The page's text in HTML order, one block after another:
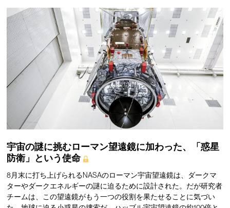
宇宙の謎に挑むローマン望遠鏡に加わった、「惑星
防衛」という使命
8月末に打ち上げられるNASAのローマン宇宙望遠鏡は、ダークマ
ターやダークエネルギーの謎に迫るために設計された。だが研究者
チームは、この望遠鏡がもう一つの役割を果たせることに気づい